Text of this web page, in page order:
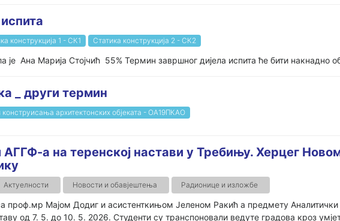
конструкција 1 - СК1 Статика конструкција 2 - СК2
је Ана Марија Стојчић 55% Термин завршног дијела испита ће бити накнадно
_ други термин
архитектонских објеката - ОА19ПКАО
АГГФ-а на теренској настави у Требињу. Херцег
Актуелности Новости и обавјештења Радионице и изложбе
проф.мр Мајом Додиг и асистенткињом Јеленом Ракић а предмету
од 7. 5. до 10. 5. 2026. Студенти су транспоновали ведуте градова кроз